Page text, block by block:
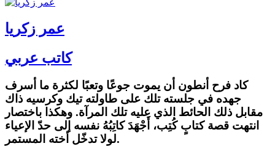
عمر زكريا
كاتب عربي
كاد فرح أنطون أن يموت جوعًا وتعبًا لكثرة ما أسرف
جهده في جلسته تلك على طاولته تيك وكرسيه ذاك
مقابل ذلك الحائط الذي عليه تلك المرآة. وهكذا باختصار
انتهت قصة كتابٍ كُتِب، أَجْهَدَ كاتِبُهُ نفسه إلى حدّ الإعياء
لولا تدخّل أخته المستمر.